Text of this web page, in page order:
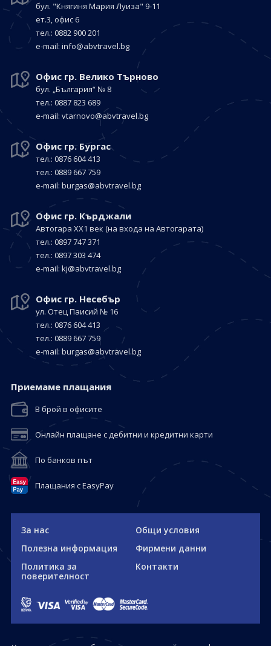
бул. "Княгиня Мария Луиза" 9-11
ет.3, офис 6
тел.: 0882 900 201
е-mail: info@abvtravel.bg
Офис гр. Велико Търново
бул. „България“ № 8
тел.: 0887 823 689
е-mail: vtarnovo@abvtravel.bg
Офис гр. Бургас
тел.: 0876 604 413
тел.: 0889 667 759
е-mail: burgas@abvtravel.bg
Офис гр. Кърджали
Автогара ХХ1 век (на входа на Автогарата)
тел.: 0897 747 371
тел.: 0897 303 474
е-mail: kj@abvtravel.bg
Офис гр. Несебър
ул. Отец Паисий № 16
тел.: 0876 604 413
тел.: 0889 667 759
е-mail: burgas@abvtravel.bg
Приемaме плащания
В брой в офисите
Онлайн плащане с дебитни и кредитни карти
По банков път
Плащания с EasyPay
За нас
Общи условия
Полезна информация
Фирмени данни
Политика за
поверителност
Контакти